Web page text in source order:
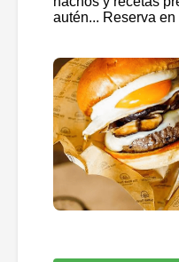
autén... Reserva en